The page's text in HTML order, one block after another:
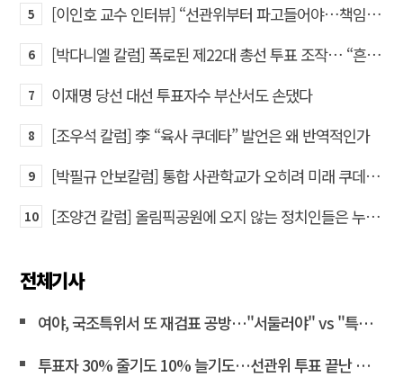
5 [이인호 교수 인터뷰] “선관위부터 파고들어야…책임자 직접 고발하라”
6 [박다니엘 칼럼] 폭로된 제22대 총선 투표 조작… “흔들리는 가짜 국회의원들”
7 이재명 당선 대선 투표자수 부산서도 손댔다
8 [조우석 칼럼] 李 “육사 쿠데타” 발언은 왜 반역적인가
9 [박필규 안보칼럼] 통합 사관학교가 오히려 미래 쿠데타의 통로가 되는 이유
10 [조양건 칼럼] 올림픽공원에 오지 않는 정치인들은 누구인가
전체기사
여야, 국조특위서 또 재검표 공방…"서둘러야" vs "특검 연계"<연합뉴스>
투표자 30% 줄기도 10% 늘기도…선관위 투표 끝난 뒤 조작 정황